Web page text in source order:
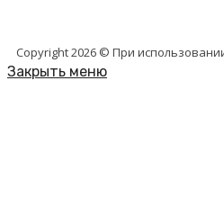
Copyright 2026 © При
Закрыть меню